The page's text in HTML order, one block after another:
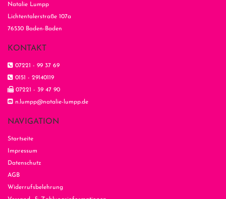
Natalie Lumpp
Lichtentalerstraße 107a
76530 Baden-Baden
KONTAKT
 07221 - 99 37 69
 0151 - 29140119
 07221 - 39 47 90
 n.lumpp@natalie-lumpp.de
NAVIGATION
Startseite
Impressum
Datenschutz
AGB
Widerrufsbelehrung